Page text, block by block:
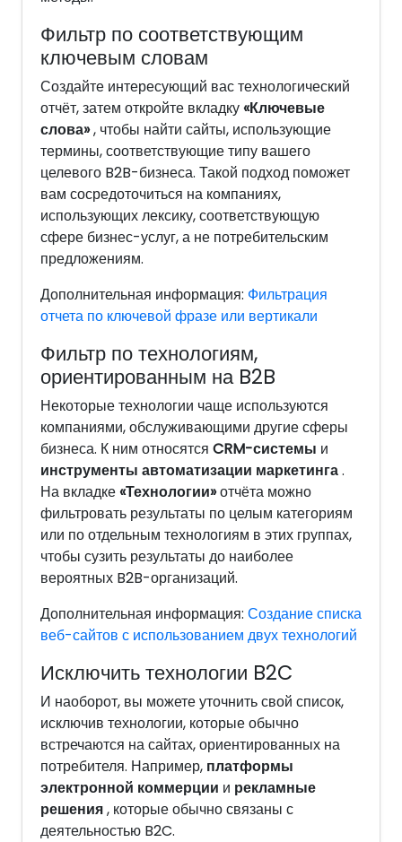
Фильтр по соответствующим
ключевым словам
Создайте интересующий вас технологический
отчёт, затем откройте вкладку«Ключевые
слова», чтобы найти сайты, использующие
термины, соответствующие типу вашего
целевого B2B-бизнеса. Такой подход поможет
вам сосредоточиться на компаниях,
использующих лексику, соответствующую
сфере бизнес-услуг, а не потребительским
предложениям.
Дополнительная информация: Фильтрация
отчета по ключевой фразе или вертикали
Фильтр по технологиям,
ориентированным на B2B
Некоторые технологии чаще используются
компаниями, обслуживающими другие сферы
бизнеса. К ним относятся CRM-системы и
инструменты автоматизации маркетинга.
На вкладке«Технологии»отчёта можно
фильтровать результаты по целым категориям
или по отдельным технологиям в этих группах,
чтобы сузить результаты до наиболее
вероятных B2B-организаций.
Дополнительная информация: Создание списка
веб-сайтов с использованием двух технологий
Исключить технологии B2C
И наоборот, вы можете уточнить свой список,
исключив технологии, которые обычно
встречаются на сайтах, ориентированных на
потребителя. Например, платформы
электронной коммерции и рекламные
решения, которые обычно связаны с
деятельностью B2C.